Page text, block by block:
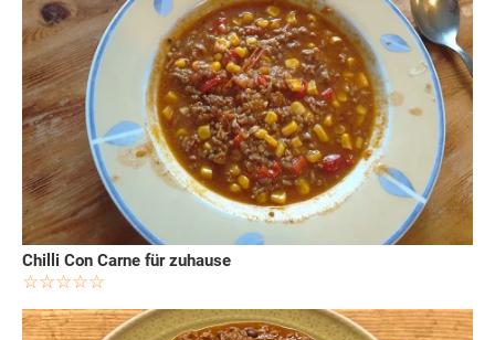
Chilli Con Carne für zuhause